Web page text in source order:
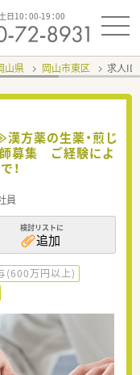
日10：00-19：00
山県 岡山市東区 求人ID
方薬の生薬・煎じ
師募集 ご経験によ
！
員
検討リストに
追加
(600万円以上)